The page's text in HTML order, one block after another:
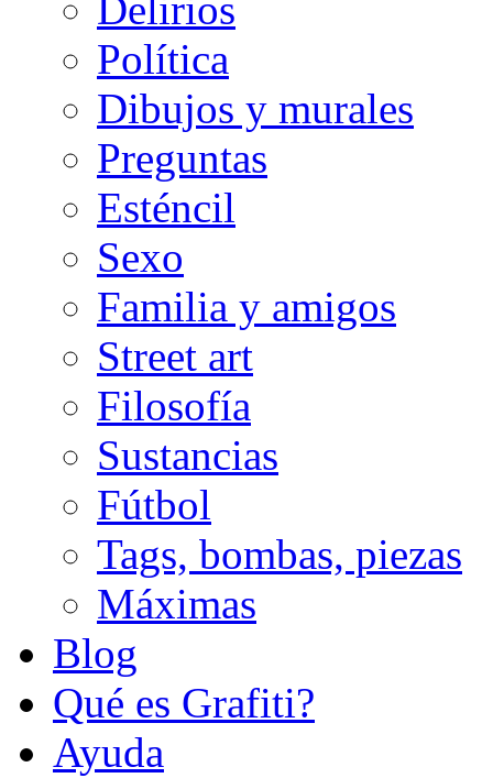
Delirios
Política
Dibujos y murales
Preguntas
Esténcil
Sexo
Familia y amigos
Street art
Filosofía
Sustancias
Fútbol
Tags, bombas, piezas
Máximas
Blog
Qué es Grafiti?
Ayuda